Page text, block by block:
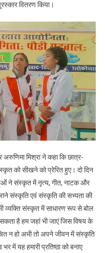
वितरण किया।
मिश्रा ने कहा कि छात्र-
को सीखने को प्रेरित हुए। दो दिन
ने संस्कृत में नृत्य, गीत, नाटक और
संस्कृति एवं संस्कृति की सभ्यता की
व्यक्ति संस्कृत में साधारण रूप से बोल
है हम जहां भी जाएं जिस विषय के
न हो अभी तो अपने जीवन में संस्कृति
में यह हमारी प्रतिष्ठा को बनाए